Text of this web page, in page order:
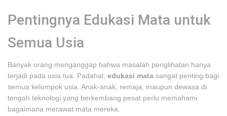
Pentingnya Edukasi Mata untuk
Semua Usia
Banyak orang menganggap bahwa masalah penglihatan hanya
terjadi pada usia tua. Padahal, edukasi mata sangat penting bagi
semua kelompok usia. Anak-anak, remaja, maupun dewasa di
tengah teknologi yang berkembang pesat perlu memahami
bagaimana merawat mata mereka.